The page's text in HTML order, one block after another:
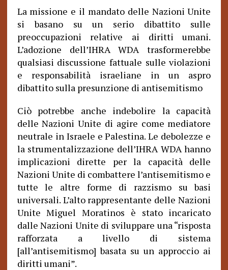
La missione e il mandato delle Nazioni Unite
si basano su un serio dibattito sulle
preoccupazioni relative ai diritti umani.
L’adozione dell’IHRA WDA trasformerebbe
qualsiasi discussione fattuale sulle violazioni
e responsabilità israeliane in un aspro
dibattito sulla presunzione di antisemitismo
Ciò potrebbe anche indebolire la capacità
delle Nazioni Unite di agire come mediatore
neutrale in Israele e Palestina. Le debolezze e
la strumentalizzazione dell’IHRA WDA hanno
implicazioni dirette per la capacità delle
Nazioni Unite di combattere l’antisemitismo e
tutte le altre forme di razzismo su basi
universali. L’alto rappresentante delle Nazioni
Unite Miguel Moratinos è stato incaricato
dalle Nazioni Unite di sviluppare una “risposta
rafforzata a livello di sistema
[all’antisemitismo] basata su un approccio ai
diritti umani”.